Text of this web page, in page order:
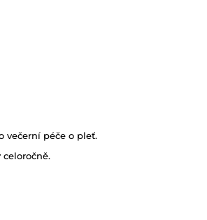
večerní péče o pleť.